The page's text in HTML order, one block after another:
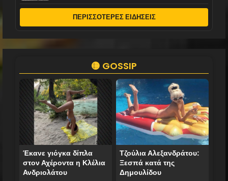
ΠΕΡΙΣΣΟΤΕΡΕΣ ΕΙΔΗΣΕΙΣ
🟡 GOSSIP
Έκανε γιόγκα δίπλα
στον Αχέροντα η Κλέλια
Ανδριολάτου
Τζούλια Αλεξανδράτου:
Ξεσπά κατά της
Δημουλίδου